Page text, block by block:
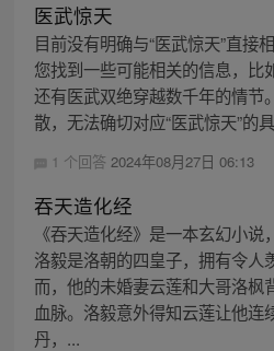
医武惊天
目前没有明确与“医武惊天”直接
您找到一些可能相关的信息，比
还有医武双绝穿越数千年的情节
散，无法确切对应“医武惊天”的
1 个回答 2024年08月27日 06:13
吞天造化经
《吞天造化经》是一本玄幻小
洛毅是洛朝的四皇子，拥有令人
而，他的未婚妻云莲和大哥洛枫
血脉。洛毅意外得知云莲让他连
丹，...